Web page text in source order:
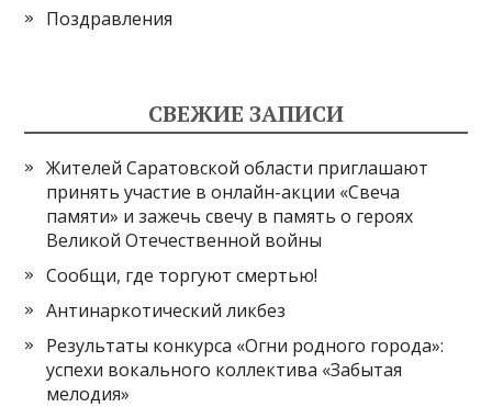
Поздравления
СВЕЖИЕ ЗАПИСИ
Жителей Саратовской области приглашают
принять участие в онлайн-акции «Свеча
памяти» и зажечь свечу в память о героях
Великой Отечественной войны
Сообщи, где торгуют смертью!
Антинаркотический ликбез
Результаты конкурса «Огни родного города»:
успехи вокального коллектива «Забытая
мелодия»